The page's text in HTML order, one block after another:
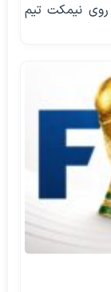
جام ملت‌های آسیا ۲۰۲۷ نیز روی نیمکت تیم